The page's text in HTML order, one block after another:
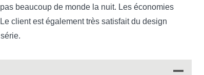
beaucoup de monde la nuit. Les économies
client est également très satisfait du design